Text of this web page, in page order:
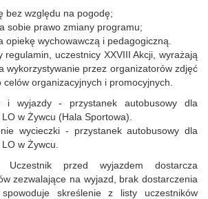
bez względu na pogodę;
sobie prawo zmiany programu;
opiekę wychowawczą i pedagogiczną.
regulamin, uczestnicy XXVIII Akcji, wyrażają
wykorzystywanie przez organizatorów zdjęć
organizacyjnych i promocyjnych.
i wyjazdy - przystanek autobusowy dla
w Żywcu (Hala Sportowa).
wycieczki - przystanek autobusowy dla
w Żywcu.
Uczestnik przed wyjazdem dostarcza
zezwalające na wyjazd, brak dostarczenia
skreślenie z listy uczestników